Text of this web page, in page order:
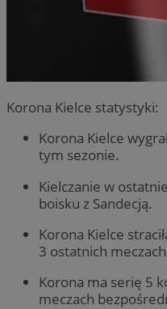
Korona Kielce statystyki:
Korona Kielce
tym sezonie.
Kielczanie w
boisku z Sandecją.
Korona Kielce
3 ostatnich
Korona ma serię 5
meczach